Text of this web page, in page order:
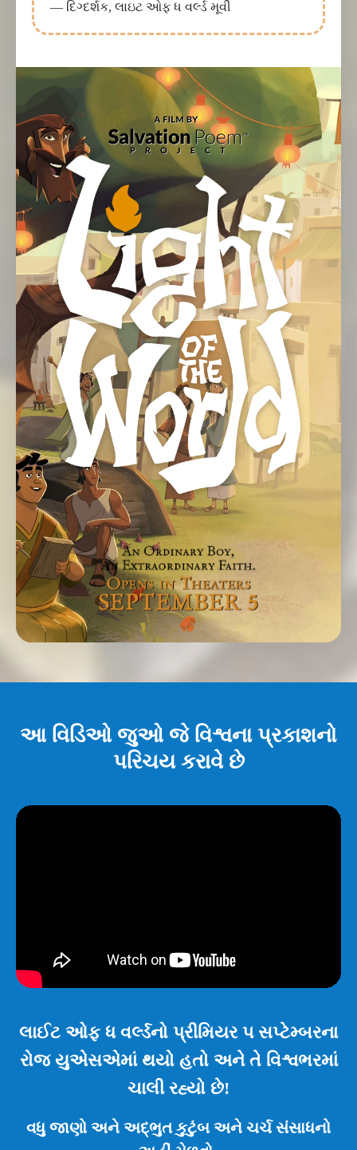
— દિગ્દર્શક, લાઇટ ઓફ ધ વર્લ્ડ મૂવી
આ વિડિઓ જુઓ જે વિશ્વના પ્રકાશનો
પરિચય કરાવે છે
લાઈટ ઓફ ધ વર્લ્ડનો પ્રીમિયર ૫ સપ્ટેમ્બરના
રોજ યુએસએમાં થયો હતો અને તે વિશ્વભરમાં
ચાલી રહ્યો છે!
વધુ જાણો અને અદ્ભુત કુટુંબ અને ચર્ચ સંસાધનો